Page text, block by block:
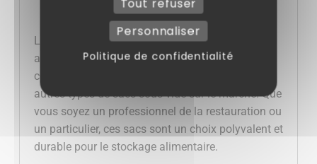
Les sachets sous videnoirs offrent aussi un
avantage esthétique non négligeable. Leur
couleur sombre leur permet de se distinguer des
autres types de sacs sous vide sur le marché. Que
vous soyez un professionnel de la restauration ou
un particulier, ces sacs sont un choix polyvalent et
durable pour le stockage alimentaire.
Personnaliser
Politique de confidentialité